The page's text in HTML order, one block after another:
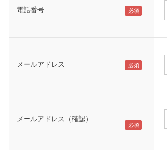
電話番号
メールアドレス
メールアドレス（確認）